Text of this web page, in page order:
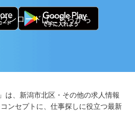
ンロードはこちらから
は、新潟市北区・その他の求人情報
ンセプトに、仕事探しに役立つ最新